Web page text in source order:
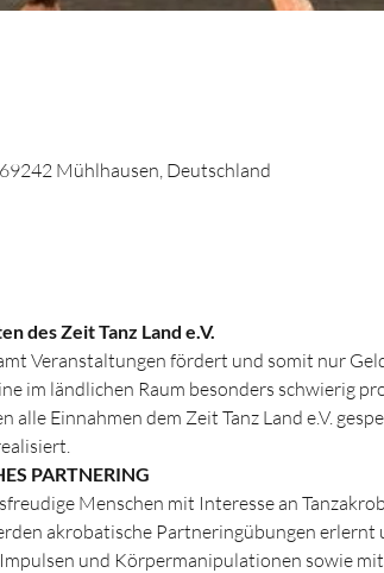
Mühlhausen, Deutschland
des Zeit Tanz Land e.V.
Veranstaltungen fördert und somit nur
im ländlichen Raum besonders schwierig
Einnahmen dem Zeit Tanz Land e.V.
PARTNERING
Menschen mit Interesse an
akrobatische Partneringübungen erlernt
und Körpermanipulationen sowie